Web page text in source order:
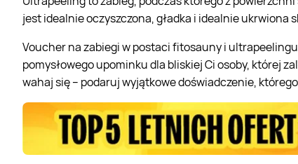
jest idealnie oczyszczona, gładka i idealnie ukrwiona
Voucher na zabiegi w postaci fitosauny i
pomysłowego upominku dla bliskiej Ci osoby, której
wahaj się – podaruj wyjątkowe doświadczenie,